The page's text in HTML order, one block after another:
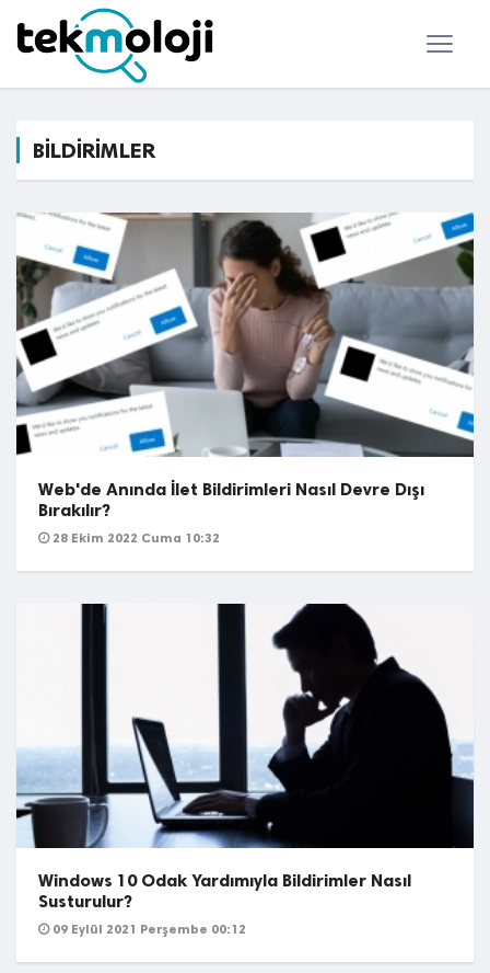
BİLDİRİMLER
Web'de Anında İlet Bildirimleri Nasıl Devre Dışı
Bırakılır?
28 Ekim 2022 Cuma 10:32
Windows 10 Odak Yardımıyla Bildirimler Nasıl
Susturulur?
09 Eylül 2021 Perşembe 00:12